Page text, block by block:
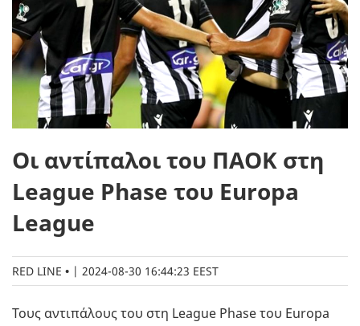
Οι αντίπαλοι του ΠΑΟΚ στη
League Phase του Europa
League
RED LINE | 2024-08-30 16:44:23 EEST
Τους αντιπάλους του στη League Phase του Europa